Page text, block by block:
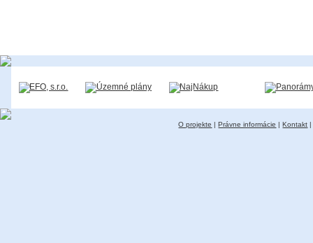
O projekte |Právne informácie |Kontakt